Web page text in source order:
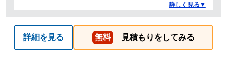
詳しく見る▼
詳細を見る 無料 見積もりをしてみる